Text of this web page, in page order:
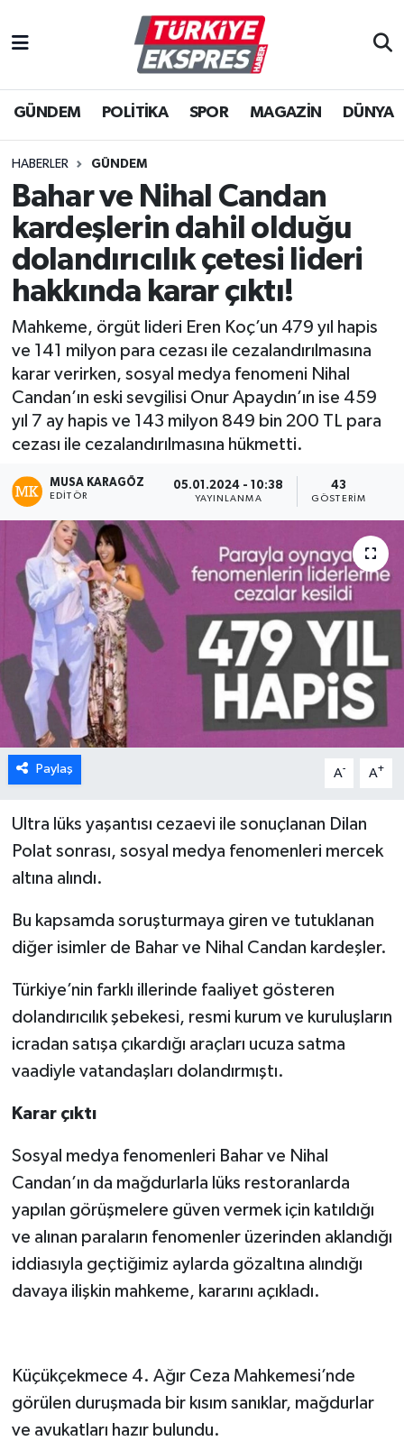
GÜNDEM POLİTİKA SPOR MAGAZİN DÜNYA
HABERLER GÜNDEM
Bahar ve Nihal Candan
kardeşlerin dahil olduğu
dolandırıcılık çetesi lideri
hakkında karar çıktı!
Mahkeme, örgüt lideri Eren Koç’un 479 yıl hapis
ve 141 milyon para cezası ile cezalandırılmasına
karar verirken, sosyal medya fenomeni Nihal
Candan’ın eski sevgilisi Onur Apaydın’ın ise 459
yıl 7 ay hapis ve 143 milyon 849 bin 200 TL para
cezası ile cezalandırılmasına hükmetti.
MUSA KARAGÖZ
EDITÖR
05.01.2024 - 10:38
YAYINLANMA
43
GÖSTERIM
Paylaş A- A+
Ultra lüks yaşantısı cezaevi ile sonuçlanan Dilan
Polat sonrası, sosyal medya fenomenleri mercek
altına alındı.
Bu kapsamda soruşturmaya giren ve tutuklanan
diğer isimler de Bahar ve Nihal Candan kardeşler.
Türkiye’nin farklı illerinde faaliyet gösteren
dolandırıcılık şebekesi, resmi kurum ve kuruluşların
icradan satışa çıkardığı araçları ucuza satma
vaadiyle vatandaşları dolandırmıştı.
Karar çıktı
Sosyal medya fenomenleri Bahar ve Nihal
Candan’ın da mağdurlarla lüks restoranlarda
yapılan görüşmelere güven vermek için katıldığı
ve alınan paraların fenomenler üzerinden aklandığı
iddiasıyla geçtiğimiz aylarda gözaltına alındığı
davaya ilişkin mahkeme, kararını açıkladı.
Küçükçekmece 4. Ağır Ceza Mahkemesi’nde
görülen duruşmada bir kısım sanıklar, mağdurlar
ve avukatları hazır bulundu.
İstanbul Nöbetçi Eczaneler
İstanbul Hava Durumu
İstanbul Namaz Vakitleri
İstanbul Trafik Yoğunluk Haritası
Süper Lig Puan Durumu ve Fikstür
Tüm Manşetler
Son Dakika Haberleri
Haber Arşivi